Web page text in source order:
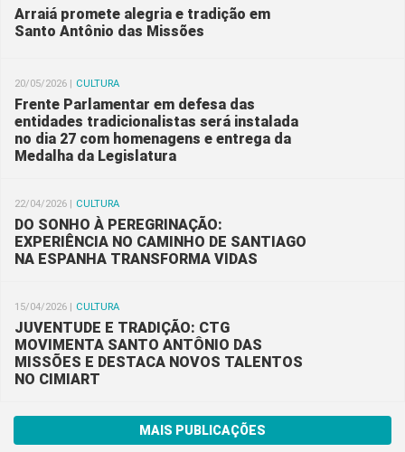
Arraiá promete alegria e tradição em
Santo Antônio das Missões
20/05/2026 | CULTURA
Frente Parlamentar em defesa das
entidades tradicionalistas será instalada
no dia 27 com homenagens e entrega da
Medalha da Legislatura
22/04/2026 | CULTURA
DO SONHO À PEREGRINAÇÃO:
EXPERIÊNCIA NO CAMINHO DE SANTIAGO
NA ESPANHA TRANSFORMA VIDAS
15/04/2026 | CULTURA
JUVENTUDE E TRADIÇÃO: CTG
MOVIMENTA SANTO ANTÔNIO DAS
MISSÕES E DESTACA NOVOS TALENTOS
NO CIMIART
MAIS PUBLICAÇÕES